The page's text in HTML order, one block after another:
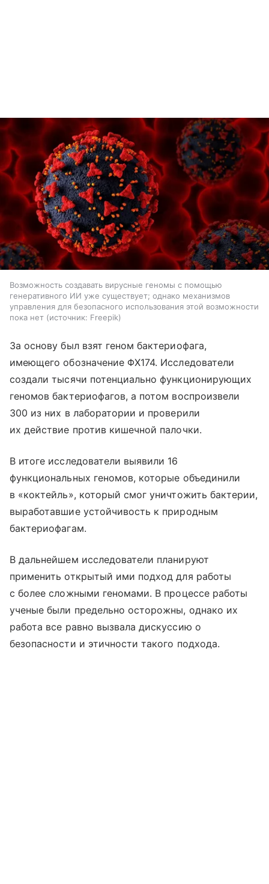
Возможность создавать вирусные геномы с помощью
генеративного ИИ уже существует; однако механизмов
управления для безопасного использования этой возможности
пока нет
источник: Freepik
За основу был взят геном бактериофага,
имеющего обозначение ΦX174. Исследователи
создали тысячи потенциально функционирующих
геномов бактериофагов, а потом воспроизвели
300 из них в лаборатории и проверили
их действие против кишечной палочки.
В итоге исследователи выявили 16
функциональных геномов, которые объединили
в «коктейль», который смог уничтожить бактерии,
выработавшие устойчивость к природным
бактериофагам.
В дальнейшем исследователи планируют
применить открытый ими подход для работы
с более сложными геномами. В процессе работы
ученые были предельно осторожны, однако их
работа все равно вызвала дискуссию о
безопасности и этичности такого подхода.